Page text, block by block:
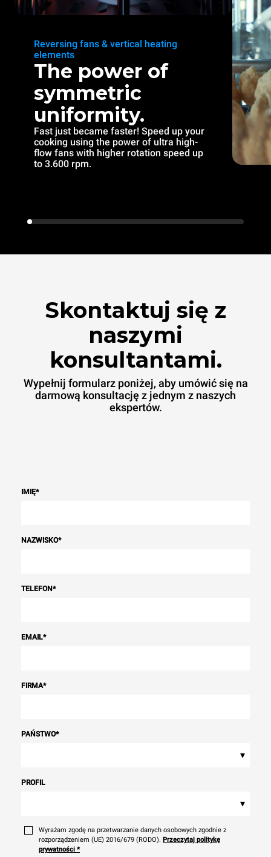
Reversing fans & vertical heating
elements
The power of
symmetric
uniformity.
Fast just became faster! Speed up your
cooking using the power of ultra high-
flow fans with higher rotation speed up
to 3.600 rpm.
Skontaktuj się z
naszymi
konsultantami.
Wypełnij formularz poniżej, aby umówić się na
darmową konsultację z jednym z naszych
ekspertów.
IMIĘ*
NAZWISKO*
TELEFON*
EMAIL*
FIRMA*
PAŃSTWO*
▾
PROFIL
▾
Wyrażam zgodę na przetwarzanie danych osobowych zgodnie z
rozporządzeniem (UE) 2016/679 (RODO). Przeczytaj politykę
prywatności *